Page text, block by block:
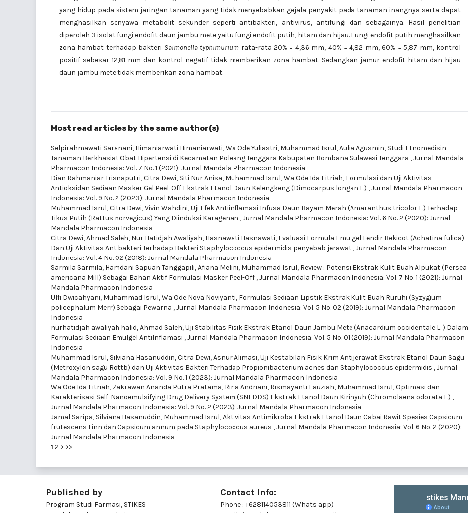
yang hidup pada sistem jaringan tanaman yang tidak menyebabkan gejala penyakit pada tanaman inangnya serta dapat
menghasilkan senyawa metabolit sekunder seperti antibakteri, antivirus, antifungi dan sebagainya. Hasil penelitian
diperoleh 3 isolat fungi endofit daun jambu mete yaitu fungi endofit putih, hitam dan hijau. Fungi endofit putih menghasilkan
zona hambat terhadap bakteri Salmonella typhimurium rata-rata 20% = 4,36 mm, 40% = 4,82 mm, 60% = 5,87 mm, kontrol
positif sebesar 12,81 mm dan kontrol negatif tidak memberikan zona hambat. Sedangkan jamur endofit hitam dan hijau
daun jambu mete tidak memberikan zona hambat.
Most read articles by the same author(s)
Selpirahmawati Saranani, Himaniarwati Himaniarwati, Wa Ode Yuliastri, Muhammad Isrul, Aulia Agusmin, Studi Etnomedisin
Tanaman Berkhasiat Obat Hipertensi di Kecamatan Poleang Tenggara Kabupaten Bombana Sulawesi Tenggara ,Jurnal Mandala
Pharmacon Indonesia: Vol. 7 No. 1 (2021): Jurnal Mandala Pharmacon Indonesia
Dian Rahmaniar Trisnaputri, Citra Dewi, Siti Nur Anisa, Muhammad Isrul, Wa Ode Ida Fitriah, Formulasi dan Uji Aktivitas
Antioksidan Sediaan Masker Gel Peel-Off Ekstrak Etanol Daun Kelengkeng (Dimocarpus longan L.) ,Jurnal Mandala Pharmacon
Indonesia: Vol. 9 No. 2 (2023): Jurnal Mandala Pharmacon Indonesia
Muhammad Isrul, Citra Dewi, Vivin Wahdini,Uji Efek Antiinflamasi Infusa Daun Bayam Merah (Amaranthus tricolor L.) Terhadap
Tikus Putih (Rattus norvegicus) Yang Diinduksi Karagenan ,Jurnal Mandala Pharmacon Indonesia: Vol. 6 No. 2 (2020): Jurnal
Mandala Pharmacon Indonesia
Citra Dewi, Ahmad Saleh, Nur Hatidjah Awaliyah, Hasnawati Hasnawati, Evaluasi Formula Emulgel Lendir Bekicot (Achatina fulica)
Dan Uji Aktivitas Antibakteri Terhadap Bakteri Staphylococcus epidermidis penyebab jerawat ,Jurnal Mandala Pharmacon
Indonesia: Vol. 4 No. 02 (2018): Jurnal Mandala Pharmacon Indonesia
Sarmila Sarmila, Hamdani Sapuan Tanggapili, Afiana Melini, Muhammad Isrul, Review : Potensi Ekstrak Kulit Buah Alpukat (Persea
americana Mill) Sebagai Bahan Aktif Formulasi Masker Peel-Off ,Jurnal Mandala Pharmacon Indonesia: Vol. 7 No. 1 (2021): Jurnal
Mandala Pharmacon Indonesia
Ulfi Dwicahyani, Muhammad Isrul, Wa Ode Nova Noviyanti, Formulasi Sediaan Lipstik Ekstrak Kulit Buah Ruruhi (Syzygium
policephalum Merr) Sebagai Pewarna ,Jurnal Mandala Pharmacon Indonesia: Vol. 5 No. 02 (2019): Jurnal Mandala Pharmacon
Indonesia
nurhatidjah awaliyah halid, Ahmad Saleh,Uji Stabilitas Fisik Ekstrak Etanol Daun Jambu Mete (Anacardium occidentale L. ) Dalam
Formulasi Sediaan Emulgel AntiInflamasi ,Jurnal Mandala Pharmacon Indonesia: Vol. 5 No. 01 (2019): Jurnal Mandala Pharmacon
Indonesia
Muhammad Isrul, Silviana Hasanuddin, Citra Dewi, Asnur Alimasi,Uji Kestabilan Fisik Krim Antijerawat Ekstrak Etanol Daun Sagu
(Metroxylon sagu Rottb) dan Uji Aktivitas Bakteri Terhadap Propionibacterium acnes dan Staphylococcus epidermidis ,Jurnal
Mandala Pharmacon Indonesia: Vol. 9 No. 1 (2023): Jurnal Mandala Pharmacon Indonesia
Wa Ode Ida Fitriah, Zakrawan Ananda Putra Pratama, Rina Andriani, Rismayanti Fauziah, Muhammad Isrul,Optimasi dan
Karakterisasi Self-Nanoemulsifying Drug Delivery System (SNEDDS) Ekstrak Etanol Daun Kirinyuh (Chromolaena odorata L.) ,
Jurnal Mandala Pharmacon Indonesia: Vol. 9 No. 2 (2023): Jurnal Mandala Pharmacon Indonesia
Jamal Saripa, Silviana Hasanuddin, Muhammad Isrul,Aktivitas Antimikroba Ekstrak Etanol Daun Cabai Rawit Spesies Capsicum
frutescens Linn dan Capsicum annum pada Staphylococcus aureus ,Jurnal Mandala Pharmacon Indonesia: Vol. 6 No. 2 (2020):
Jurnal Mandala Pharmacon Indonesia
1 2 > >>
Published by
Program Studi Farmasi, STIKES
Contact Info:
Phone : +628114053811 (Whats app)